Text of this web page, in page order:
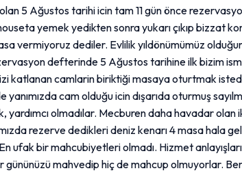
5 Ağustos tarihi icin tam 11 gün önce
yemek yedikten sonra yukarı çıkıp bizzat
vermiyoruz dediler. Evlilik yıldönümümüz
defterinde 5 Ağustos tarihine ilk bizim
katlanan camlarin biriktiği masaya oturtmak
cam olduğu icin dışarıda oturmuş
yardımcı olmadılar. Mecburen daha havadar olan
rezerve dedikleri deniz kenarı 4 masa hala
ufak bir mahcubiyetleri olmadı. Hizmet
gününüzü mahvedip hiç de mahcup olmuyorlar.